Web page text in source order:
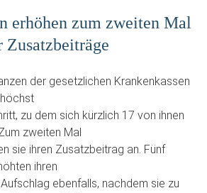
erhöhen zum zweiten Mal
Zusatzbeiträge
der gesetzlichen Krankenkassen
zu dem sich kürzlich 17 von ihnen
zweiten Mal
sie ihren Zusatzbeitrag an. Fünf
ihren
ebenfalls, nachdem sie zu